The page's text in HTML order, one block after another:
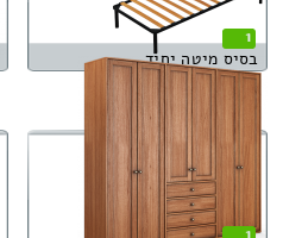
1
בסיס מיטה יחיד